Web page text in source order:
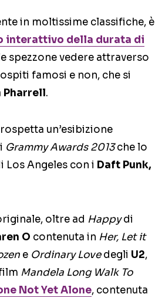
in moltissime classifiche, è
interattivo della durata di
spezzone vedere attraverso
famosi e non, che si
Pharrell.
un’esibizione
Grammy Awards 2013che lo
Los Angeles con i Daft Punk,
oltre ad Happydi
O contenuta in Her, Let it
e Ordinary Lovedegli U2,
Mandela Long Walk To
Not Yet Alone, contenuta